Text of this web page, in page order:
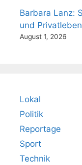
Barbara Lanz:
und Privatleben
August 1, 2026
Lokal
Politik
Reportage
Sport
Technik